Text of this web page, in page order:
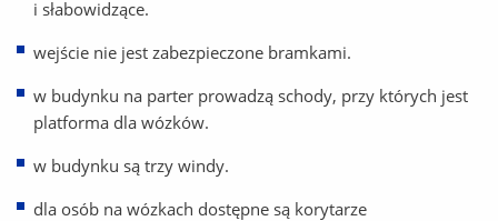
i słabowidzące.
wejście nie jest zabezpieczone bramkami.
w budynku na parter prowadzą schody, przy których jest
platforma dla wózków.
w budynku są trzy windy.
dla osób na wózkach dostępne są korytarze